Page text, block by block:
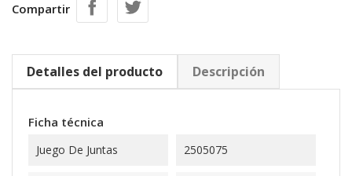
Compartir
Detalles del producto Descripción
Ficha técnica
Juego De Juntas 2505075